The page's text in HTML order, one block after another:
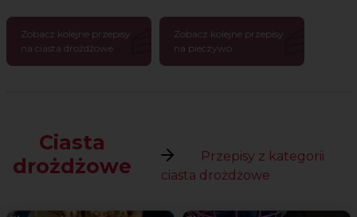
Zobacz kolejne przepisy
na ciasta drożdżowe
Zobacz kolejne przepisy
na pieczywo
Ciasta
drożdżowe
Przepisy z kategorii
ciasta drożdżowe